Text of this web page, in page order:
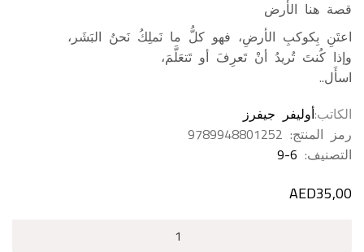
قصة هنا الأرض
اعتَنِ بِكوكبِ الأرضِ، فهو كلُّ ما نَملِكُ نَحنُ البَشَر،
وإذا كُنتَ تُريدُ أنْ تَعرِفَ أو تَتعَلَّمَ،
اسأَل..
الكاتبأوليفر جيفرز
رمز المنتج: 9789948801252
التصنيف: 9-6
AED35,00